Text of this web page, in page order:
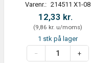
Varenr.: 214511 X1-08
12,33 kr.
(9,86 kr. u/moms)
1 stk på lager